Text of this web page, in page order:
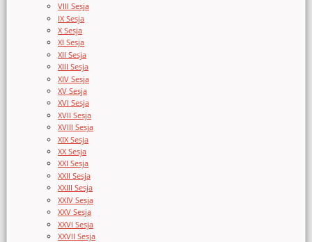
VIII Sesja
IX Sesja
X Sesja
XI Sesja
XII Sesja
XIII Sesja
XIV Sesja
XV Sesja
XVI Sesja
XVII Sesja
XVIII Sesja
XIX Sesja
XX Sesja
XXI Sesja
XXII Sesja
XXIII Sesja
XXIV Sesja
XXV Sesja
XXVI Sesja
XXVII Sesja